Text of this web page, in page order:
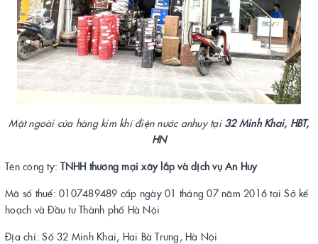
Mặt ngoài cửa hàng kim khí điện nước anhuy tại 32 Minh Khai, HBT,
HN
Tên công ty:TNHH thương mại xây lắp và dịch vụ An Huy
Mã số thuế: 0107489489 cấp ngày 01 tháng 07 năm 2016 tại Sở kế
hoạch và Đầu tư Thành phố Hà Nội
Địa chỉ: Số 32 Minh Khai, Hai Bà Trưng, Hà Nội